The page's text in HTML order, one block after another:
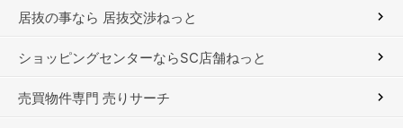
居抜の事なら 居抜交渉ねっと
ショッピングセンターならSC店舗ねっと
売買物件専門 売りサーチ